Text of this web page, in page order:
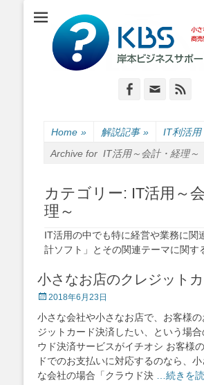
岸本
小さな会社・小さなお店のIT経営をナビ
Facebook
Email
Home » 解説記事 » IT利活用
Archive for IT活用～会計・経理～
カテゴリー: IT活用～
理～
IT活用の中でも特に経営や業務に関
計ソフト」とその関連テーマに関す
小さなお店のクレジット
Posted
2018年6月23日
小さな会社や小さなお店で、お客様
ジットカード決済したい、という場
ウド決済サービスがイチオシ お客様
ドでのお支払いに対応するのなら、
な会社の場合「クラウド決
…続きを